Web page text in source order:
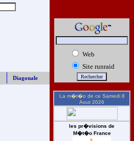
Diagonale
Web
Site runraid
La m�t�o de ce Samedi 8
Aout 2026
les pr�visions de
M�t�o France